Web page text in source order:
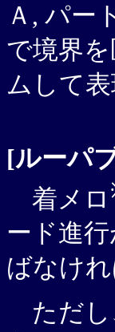
Ａ, パー
で境界
ムして表
[ルーパ
着メロ
ード進
ばなけれ
ただし